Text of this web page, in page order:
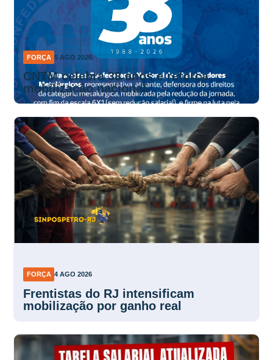
FORÇA 5 AGO 2026
CNTM celebra 38 anos e reforça
mobilização nacional
FORÇA 4 AGO 2026
Frentistas do RJ intensificam
mobilização por ganho real